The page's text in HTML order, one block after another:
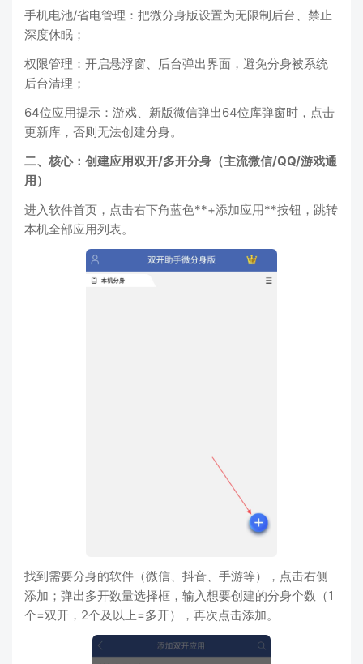
手机电池/省电管理：把微分身版设置为无限制后台、禁止
深度休眠；
权限管理：开启悬浮窗、后台弹出界面，避免分身被系统
后台清理；
64位应用提示：游戏、新版微信弹出64位库弹窗时，点击
更新库，否则无法创建分身。
二、核心：创建应用双开/多开分身（主流微信/QQ/游戏通
用）
进入软件首页，点击右下角蓝色**+添加应用**按钮，跳转
本机全部应用列表。
找到需要分身的软件（微信、抖音、手游等），点击右侧
添加；弹出多开数量选择框，输入想要创建的分身个数（1
个=双开，2个及以上=多开），再次点击添加。